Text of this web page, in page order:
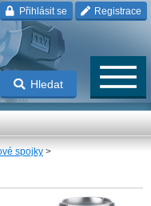
Přihlásit se Registrace
Hledat
spojky >